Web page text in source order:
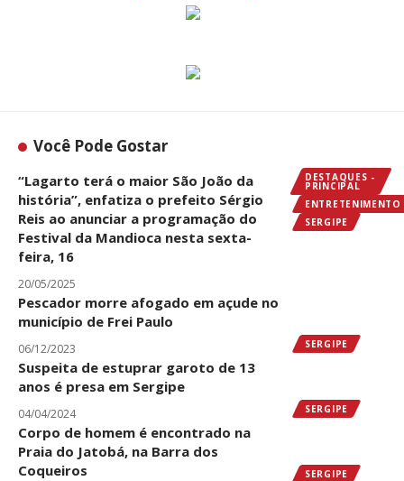
Você Pode Gostar
DESTAQUES -
PRINCIPAL
ENTRETENIMENTO
SERGIPE
“Lagarto terá o maior São João da
história”, enfatiza o prefeito Sérgio
Reis ao anunciar a programação do
Festival da Mandioca nesta sexta-
feira, 16
20/05/2025
SERGIPE
Pescador morre afogado em açude no
município de Frei Paulo
06/12/2023
SERGIPE
Suspeita de estuprar garoto de 13
anos é presa em Sergipe
04/04/2024
SERGIPE
Corpo de homem é encontrado na
Praia do Jatobá, na Barra dos
Coqueiros